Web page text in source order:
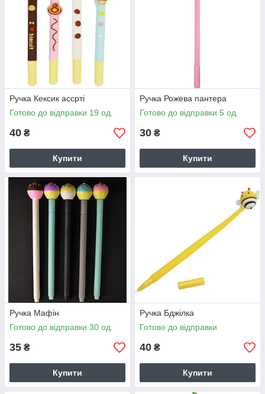
Ручка Кексик ассрті
Готово до відправки 19 од.
40 ₴
Купити
Ручка Рожева пантера
Готово до відправки 5 од.
30 ₴
Купити
Ручка Мафін
Готово до відправки 30 од.
35 ₴
Купити
Ручка Бджілка
Готово до відправки
40 ₴
Купити